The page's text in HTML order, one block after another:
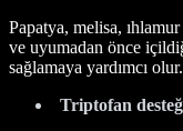
Papatya, melisa,
ve uyumadan önce
sağlamaya yardımcı olur.
Triptofan